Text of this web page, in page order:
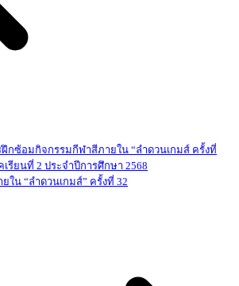
กซ้อมกิจกรรมกีฬาสีภายใน “ลำดวนเกมส์ ครั้งที่
เรียนที่ 2 ประจำปีการศึกษา 2568
ใน “ลำดวนเกมส์” ครั้งที่ 32